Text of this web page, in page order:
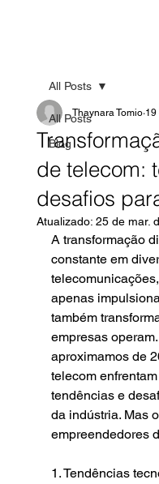
All Posts
Blog
All Posts
de telecom:
desafios
Thaynara Tomio 19
Atualizado: 25 de mar.
A transformação
constante em
apenas
também
empresas
aproximamos de
telecom
tendências e
da indústria. Mas
empreendedores
1. Tendências